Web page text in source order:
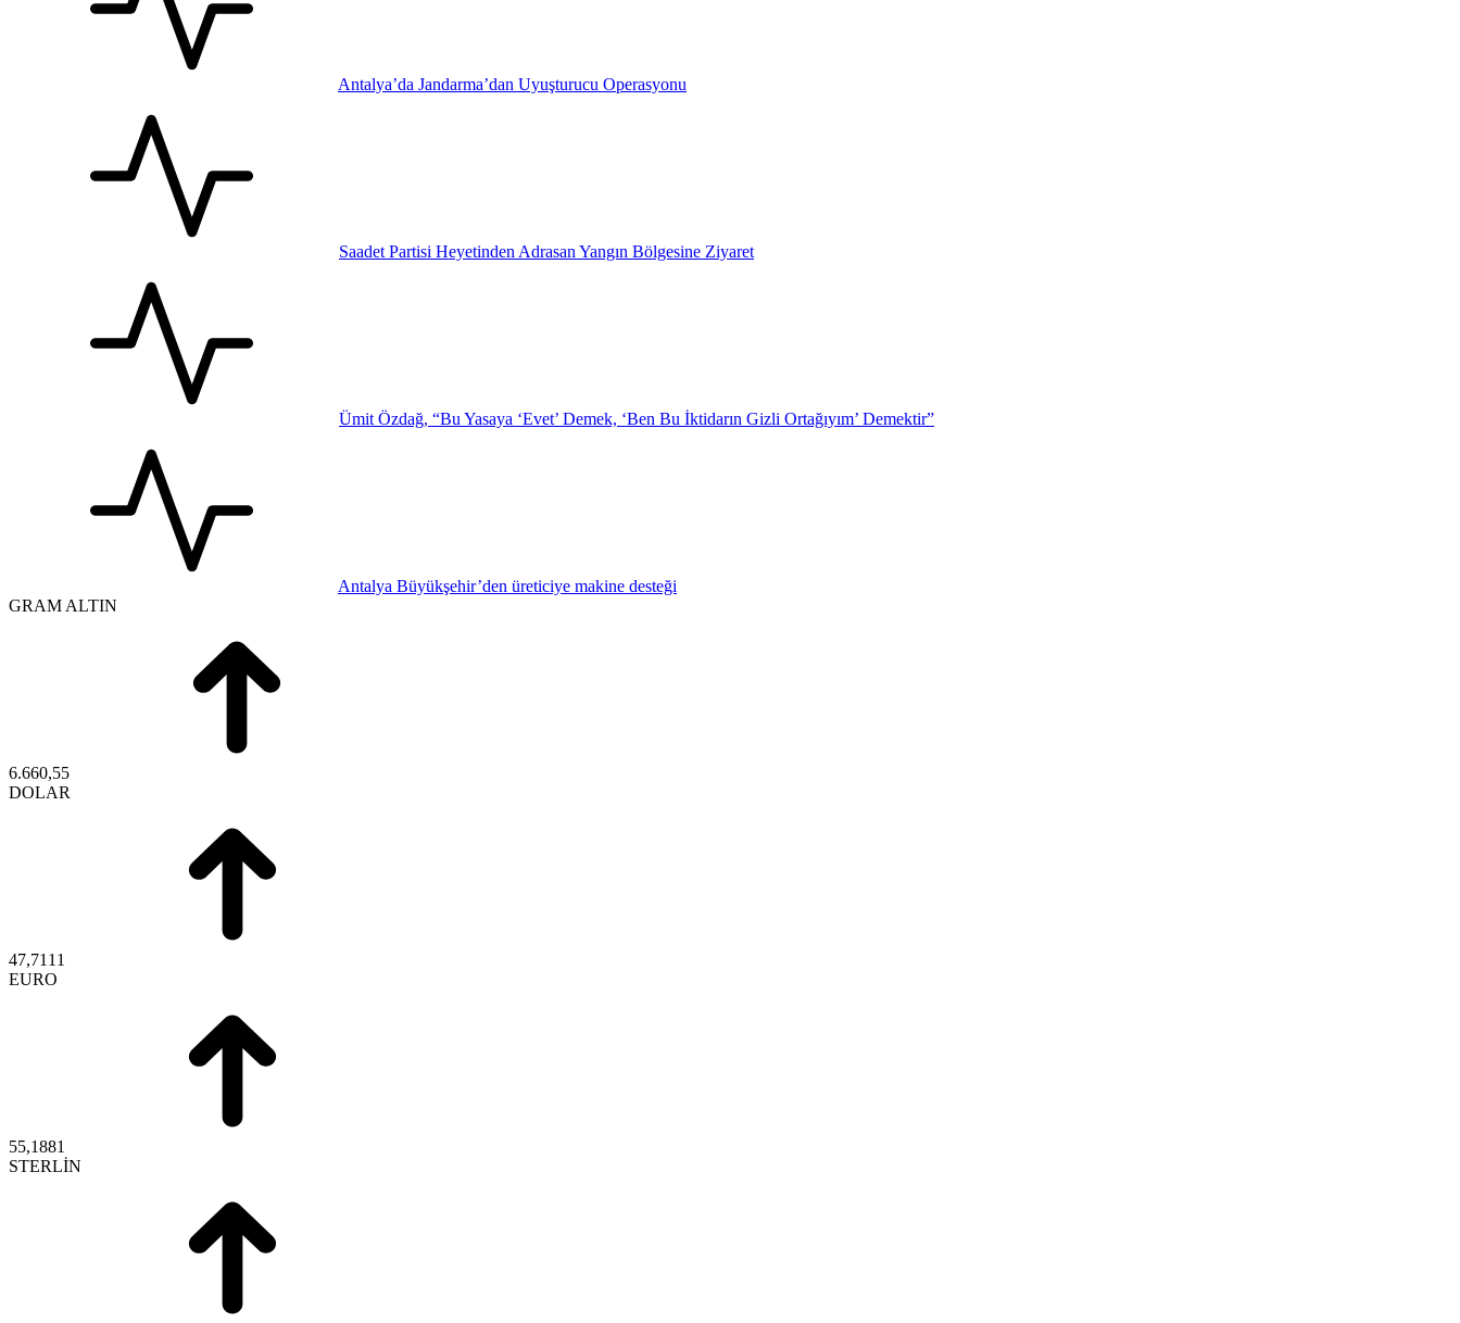
Antalya’da Jandarma’dan Uyuşturucu Operasyonu
Saadet Partisi Heyetinden Adrasan Yangın Bölgesine Ziyaret
Ümit Özdağ, “Bu Yasaya ‘Evet’ Demek, ‘Ben Bu İktidarın Gizli Ortağıyım’ Demektir”
Antalya Büyükşehir’den üreticiye makine desteği
GRAM ALTIN
6.660,55
DOLAR
47,7111
EURO
55,1881
STERLİN